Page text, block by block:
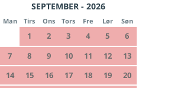
SEPTEMBER - 2026
Man Tirs Ons Tors Fre Lør Søn
1 2 3 4 5
6
7
8 9 10 11 12
13
14
15 16 17 18 19
20